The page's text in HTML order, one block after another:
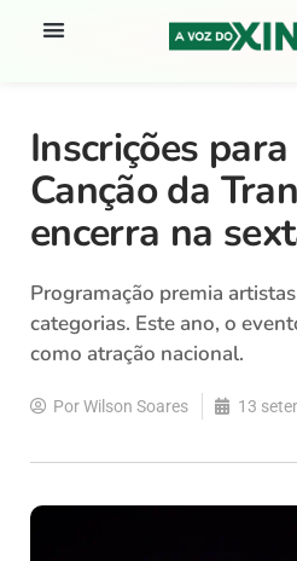
Inscrições
Canção da
encerra na
Programação premia
categorias. Este ano, o
como atração nacional.
PorWilson Soares 13